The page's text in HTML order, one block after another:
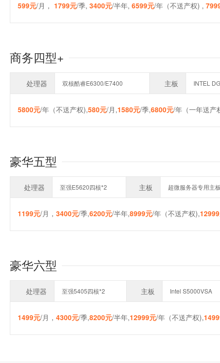
599元/月， 1799元/季, 3400元/半年, 6599元/年（不送产权) ,
商务四型+
处理器 双核酷睿E6300/E7400 主板 INTEL
5800元/年（不送产权),580元/月,1580元/季,6800元/年（一年送产
豪华五型
处理器 至强E5620四核*2 主板 超微服务器专用主
1199元/月， 3400元/季,6200元/半年,8999元/年（不送产权),
豪华六型
处理器 至强5405四核*2 主板 Intel S5000VSA
1499元/月， 4300元/季,8200元/半年,12999元/年（不送产权),